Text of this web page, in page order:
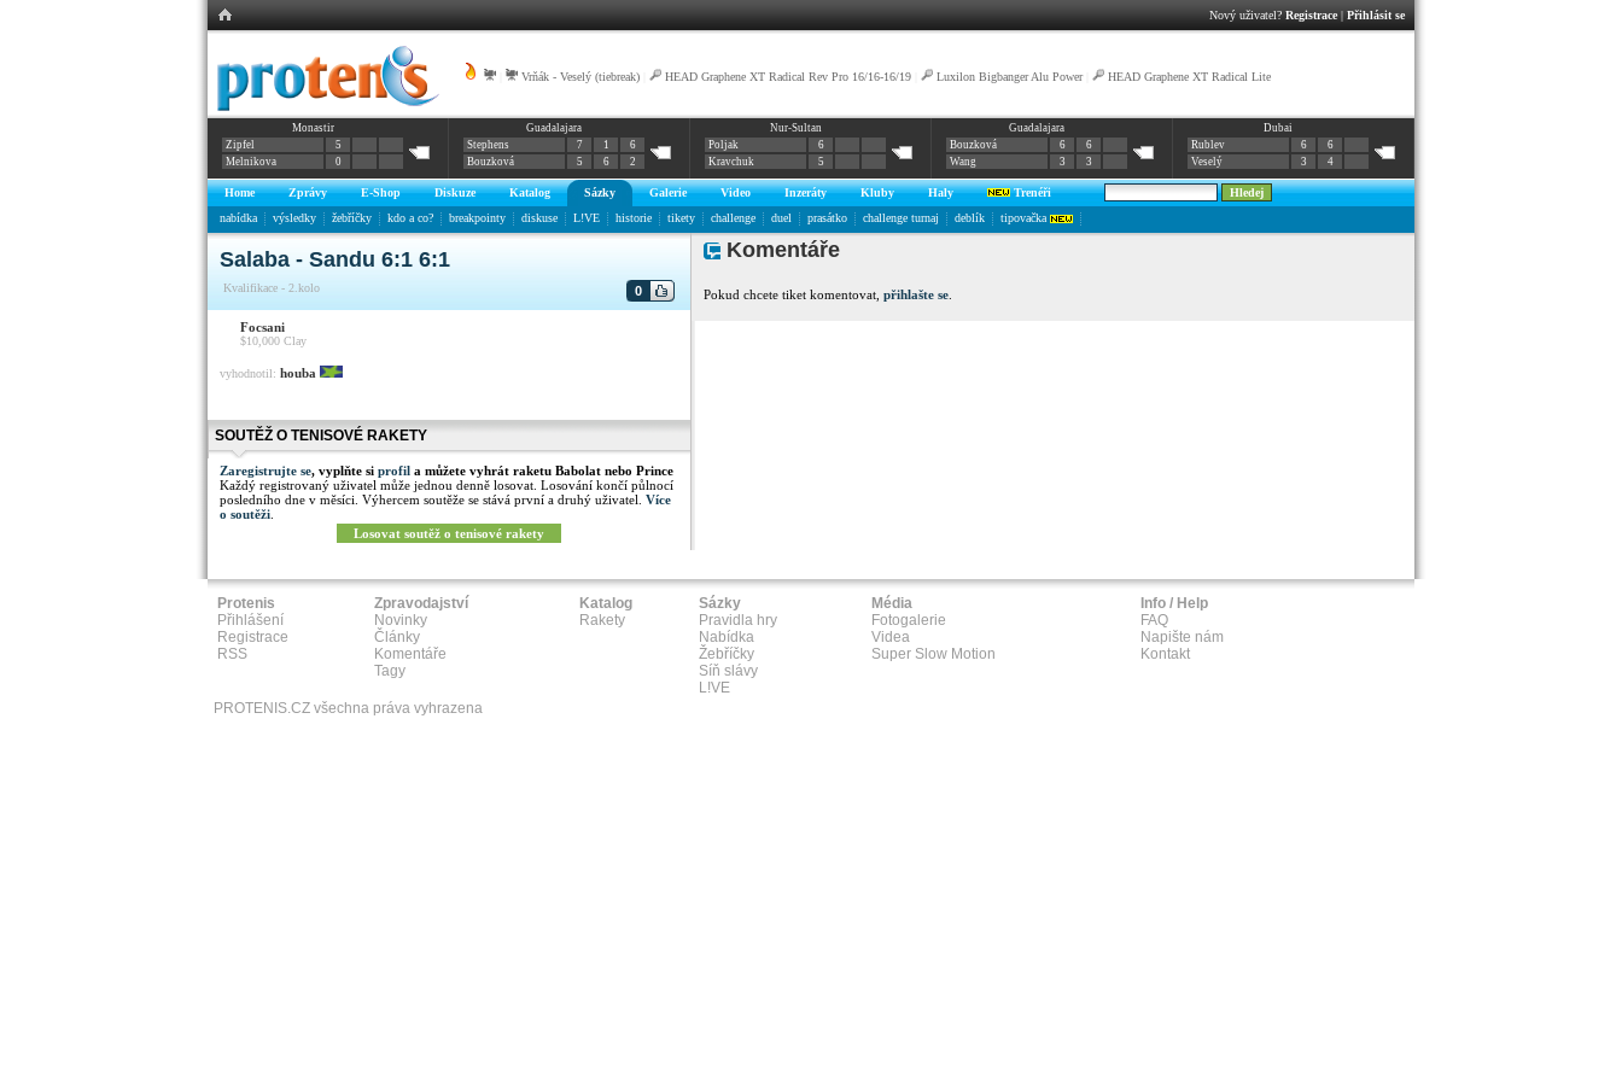
Nový uživatel? Registrace| Přihlásit se
Vrňák - Veselý (tiebreak) HEAD Graphene XT Radical Rev Pro 16/16-16/19 Luxilon Bigbanger Alu Power| HEAD Graphene XT Radical Lite
Monastir
Zipfel
5
Melnikova
0
Guadalajara
Stephens
7 1
6
Bouzková
5 6 2
Nur-Sultan
Poljak
6
Kravchuk
5
Guadalajara
Bouzková
6
6
Wang
3 3
Dubai
Rublev
6
6
Veselý
3 4
Home Zprávy E-Shop Diskuze Katalog Sázky Galerie Video Inzeráty Kluby Haly
Trenéři
nabídka
výsledky žebříčky kdo a co? breakpointy diskuse L!VE historie tikety challenge duel prasátko challenge turnaj deblík tipovačka
Salaba - Sandu 6:1 6:1
Kvalifikace - 2.kolo 0
Focsani
$10,000 Clay
vyhodnotil: houba
SOUTĚŽ O TENISOVÉ RAKETY
Zaregistrujte se, vyplňte si profil a můžete vyhrát raketu Babolat nebo Prince
Každý registrovaný uživatel může jednou denně losovat. Losování končí půlnocí
posledního dne v měsíci. Výhercem soutěže se stává první a druhý uživatel. Více
o soutěži
Losovat soutěž o tenisové rakety
Komentáře
Pokud chcete tiket komentovat, přihlašte se
Protenis
Přihlášení
Registrace
RSS
Zpravodajství
Novinky
Články
Komentáře
Tagy
Katalog
Rakety
Sázky
Pravidla hry
Nabídka
Žebříčky
Síň slávy
L!VE
Média
Fotogalerie
Videa
Super Slow Motion
Info / Help
FAQ
Napište nám
Kontakt
PROTENIS.CZ všechna práva vyhrazena